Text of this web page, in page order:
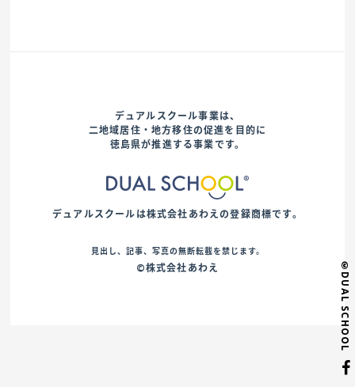
©DUAL SCHOOL
デュアルスクール事業は、
二地域居住・地方移住の促進を目的に
徳島県が推進する事業です。
デュアルスクールは株式会社あわえの登録商標です。
見出し、記事、写真の無断転載を禁じます。
©株式会社あわえ